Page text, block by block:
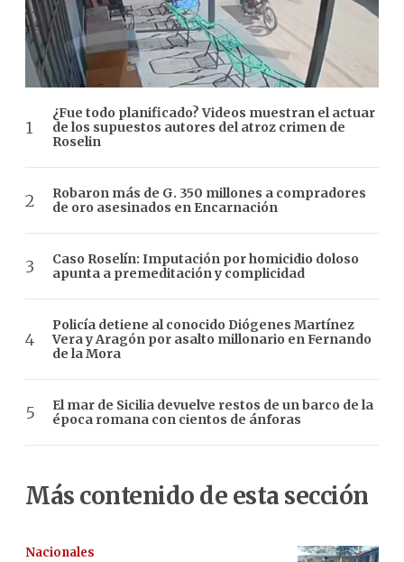
¿Fue todo planificado? Videos muestran el actuar
de los supuestos autores del atroz crimen de
Roselin
Robaron más de G. 350 millones a compradores
de oro asesinados en Encarnación
Caso Roselín: Imputación por homicidio doloso
apunta a premeditación y complicidad
Policía detiene al conocido Diógenes Martínez
Vera y Aragón por asalto millonario en Fernando
de la Mora
El mar de Sicilia devuelve restos de un barco de la
época romana con cientos de ánforas
Más contenido de esta sección
Nacionales